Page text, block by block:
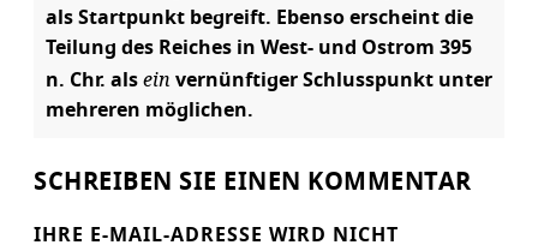
als Startpunkt begreift. Ebenso erscheint die
Teilung des Reiches in West- und Ostrom 395
n. Chr. als ein vernünftiger Schlusspunkt unter
mehreren möglichen.
SCHREIBEN SIE EINEN KOMMENTAR
IHRE E-MAIL-ADRESSE WIRD NICHT